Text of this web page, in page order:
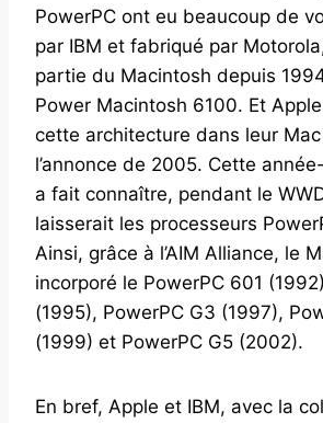
PowerPC ont eu beaucoup de
par IBM et fabriqué par
partie du Macintosh depuis
Power Macintosh 6100. Et
cette architecture dans leur Mac
l’annonce de 2005. Cette
a fait connaître, pendant le
laisserait les processeurs
Ainsi, grâce à l’AIM Alliance, le
incorporé le PowerPC 601
(1995), PowerPC G3 (1997),
(1999) et PowerPC G5 (2002).
En bref, Apple et IBM, avec la